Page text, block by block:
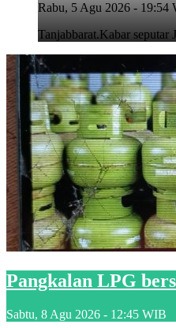
Rabu, 5 Agu 2026 - 19:54
Tanjabbarat.Kabar seputar
Pangkalan LPG
Sabtu, 8 Agu 2026 - 12:45 WIB